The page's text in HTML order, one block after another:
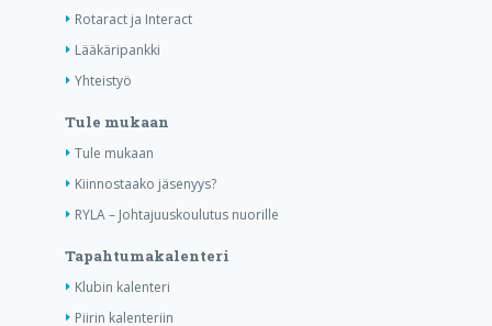
Rotaract ja Interact
Lääkäripankki
Yhteistyö
Tule mukaan
Tule mukaan
Kiinnostaako jäsenyys?
RYLA – Johtajuuskoulutus nuorille
Tapahtumakalenteri
Klubin kalenteri
Piirin kalenteriin